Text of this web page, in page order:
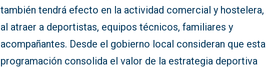
también tendrá efecto en la actividad comercial y hostelera,
al atraer a deportistas, equipos técnicos, familiares y
acompañantes. Desde el gobierno local consideran que esta
programación consolida el valor de la estrategia deportiva